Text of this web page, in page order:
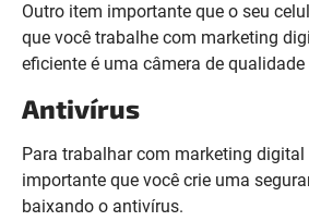
Outro item importante que o seu
que você trabalhe com marketing
eficiente é uma câmera de qualidade
Antivírus
Para trabalhar com marketing digital
importante que você crie uma
baixando o antivírus.